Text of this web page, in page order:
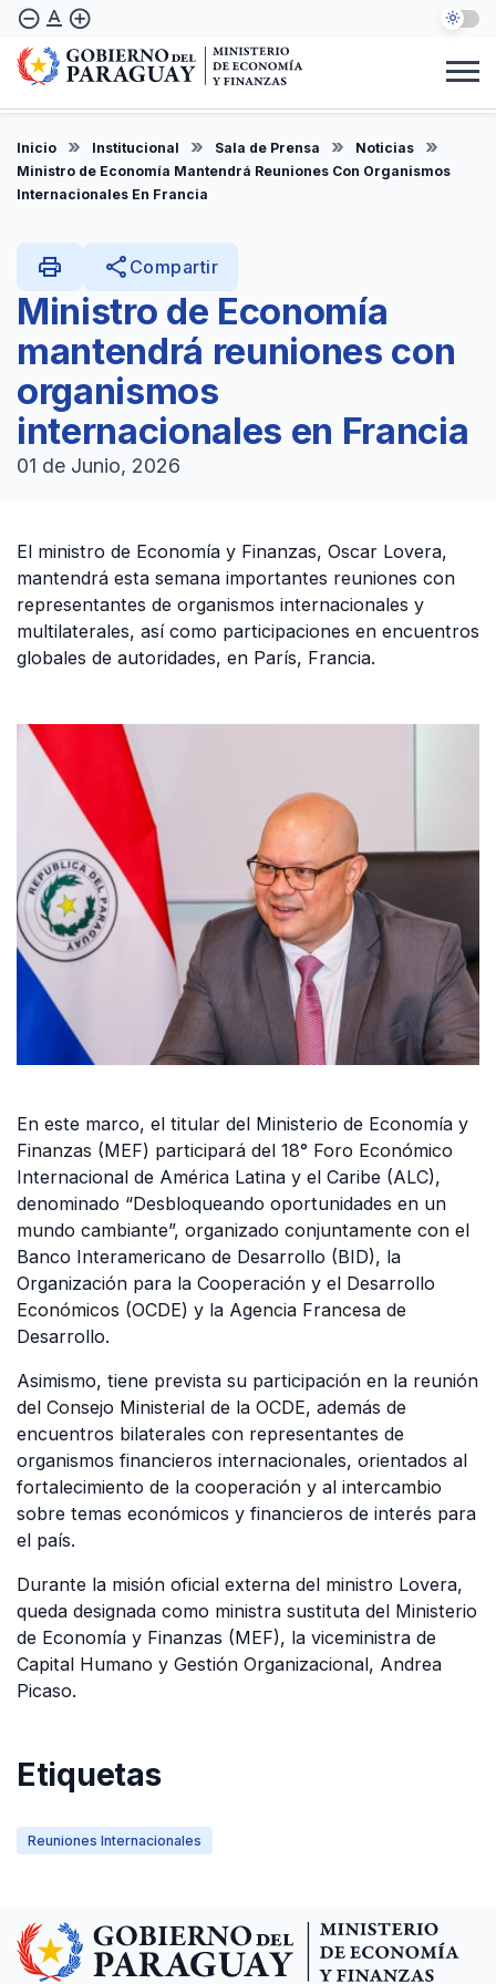
Pasar
contenido
principal
remove_circle_outline text_format add_circle_outline
Inicio Institucional Sala de Prensa
Noticias
Ministro de Economía Mantendrá Reuniones Con Organismos
Internacionales En Francia
Ministro de Economía
mantendrá reuniones con
organismos
internacionales en Francia
01 de Junio, 2026
print share Compartir
El ministro de Economía y Finanzas, Oscar Lovera,
mantendrá esta semana importantes reuniones con
representantes de organismos internacionales y
multilaterales, así como participaciones en encuentros
globales de autoridades, en París, Francia.
En este marco, el titular del Ministerio de Economía y
Finanzas (MEF) participará del 18° Foro Económico
Internacional de América Latina y el Caribe (ALC),
denominado “Desbloqueando oportunidades en un
mundo cambiante”, organizado conjuntamente con el
Banco Interamericano de Desarrollo (BID), la
Organización para la Cooperación y el Desarrollo
Económicos (OCDE) y la Agencia Francesa de
Desarrollo.
Asimismo, tiene prevista su participación en la reunión
del Consejo Ministerial de la OCDE, además de
encuentros bilaterales con representantes de
organismos financieros internacionales, orientados al
fortalecimiento de la cooperación y al intercambio
sobre temas económicos y financieros de interés para
el país.
Durante la misión oficial externa del ministro Lovera,
queda designada como ministra sustituta del Ministerio
de Economía y Finanzas (MEF), la viceministra de
Capital Humano y Gestión Organizacional, Andrea
Picaso.
Etiquetas
Reuniones Internacionales